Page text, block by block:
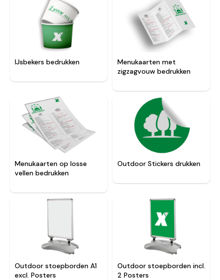
IJsbekers bedrukken
Menukaarten met
zigzagvouw bedrukken
Menukaarten op losse
vellen bedrukken
Outdoor Stickers drukken
Outdoor stoepborden A1
excl. Posters
Outdoor stoepborden incl.
2 Posters